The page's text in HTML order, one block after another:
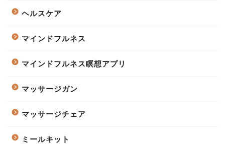
ヘルスケア
マインドフルネス
マインドフルネス瞑想アプリ
マッサージガン
マッサージチェア
ミールキット